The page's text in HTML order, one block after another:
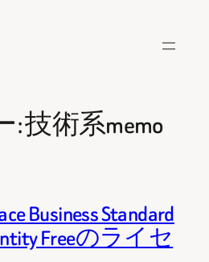
:技術系memo
Business Standard
Freeのライセ